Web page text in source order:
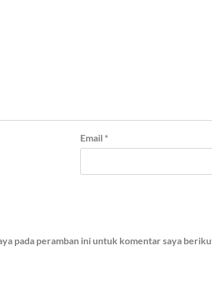
Email *
pada peramban ini untuk komentar saya